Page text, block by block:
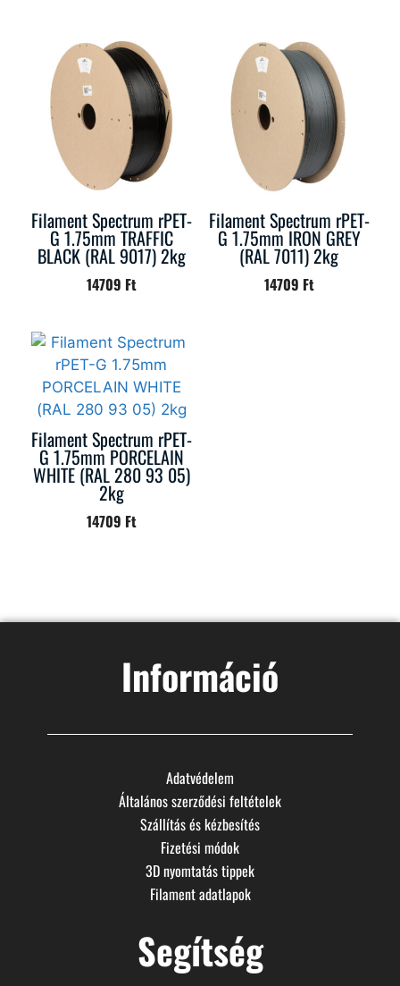
Filament Spectrum rPET-
G 1.75mm TRAFFIC
BLACK (RAL 9017) 2kg
14709 Ft
Filament Spectrum rPET-
G 1.75mm IRON GREY
(RAL 7011) 2kg
14709 Ft
Filament Spectrum rPET-
G 1.75mm PORCELAIN
WHITE (RAL 280 93 05)
2kg
14709 Ft
Információ
Adatvédelem
Általános szerződési feltételek
Szállítás és kézbesítés
Fizetési módok
3D nyomtatás tippek
Filament adatlapok
Segítség